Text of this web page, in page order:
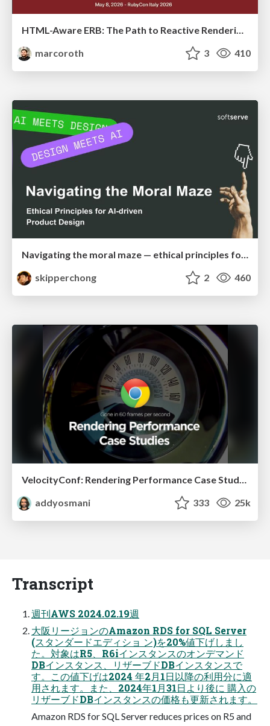
HTML-Aware ERB: The Path to Reactive Rendering @ RubyCon 2026, Rimini, Italy
marcoroth
3 410
Navigating the moral maze — ethical principles for Al-driven product design
skipperchong
2 460
addyosmani
333 25k
Transcript
週刊AWS 2024.02.19週
大阪リージョンのAmazon RDS for SQL Server
(スタンダードエディショ ン)を20%値下げしまし
た。対象はR5、R6iインスタンスのオンデマンド
DBインスタンス、リザーブドDBインスタンスで
す。この値下げは2024 年2月1日以降の利用分に適
用されます。また、2024年1月31日より後に 購入の
リザーブドDBインスタンスの価格も更新されます。
Amazon RDS for SQL Server reduces prices on R5 and